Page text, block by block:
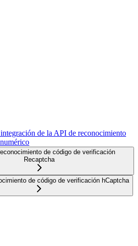
de la API de reconocimiento
de código de verificación
Recaptcha
de código de verificación hCaptcha